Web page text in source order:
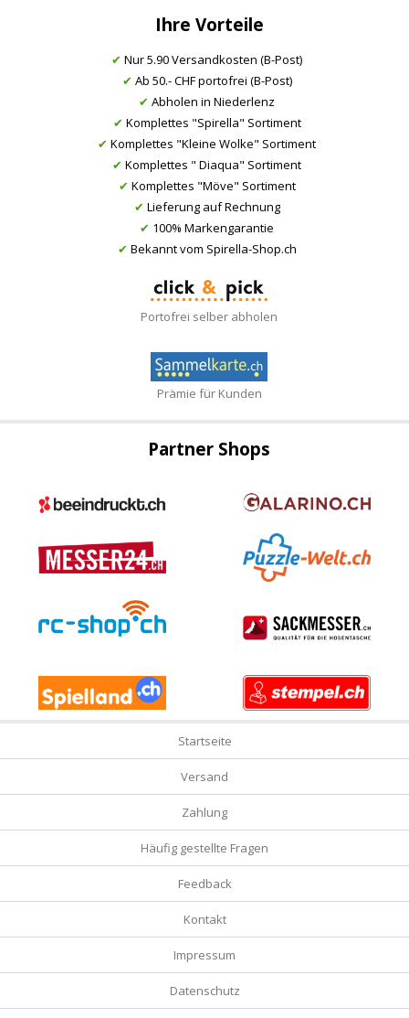
Ihre Vorteile
✔ Nur 5.90 Versandkosten (B-Post)
✔ Ab 50.- CHF portofrei (B-Post)
✔ Abholen in Niederlenz
✔ Komplettes "Spirella" Sortiment
✔ Komplettes "Kleine Wolke" Sortiment
✔ Komplettes " Diaqua" Sortiment
✔ Komplettes "Möve" Sortiment
✔ Lieferung auf Rechnung
✔ 100% Markengarantie
✔ Bekannt vom Spirella-Shop.ch
Portofrei selber abholen
Prämie für Kunden
Partner Shops
Startseite
Versand
Zahlung
Häufig gestellte Fragen
Feedback
Kontakt
Impressum
Datenschutz